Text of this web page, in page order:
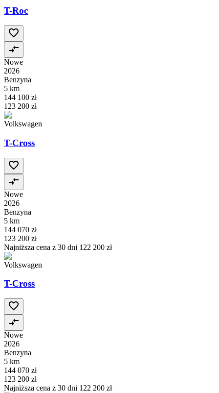
T-Roc
Nowe
2026
Benzyna
5 km
144 100 zł
123 200 zł
Volkswagen
T-Cross
Nowe
2026
Benzyna
5 km
144 070 zł
123 200 zł
Najniższa cena z 30 dni 122 200 zł
Volkswagen
T-Cross
Nowe
2026
Benzyna
5 km
144 070 zł
123 200 zł
Najniższa cena z 30 dni 122 200 zł